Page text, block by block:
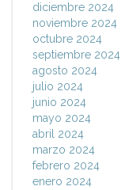
diciembre 2024
noviembre 2024
octubre 2024
septiembre 2024
agosto 2024
julio 2024
junio 2024
mayo 2024
abril 2024
marzo 2024
febrero 2024
enero 2024